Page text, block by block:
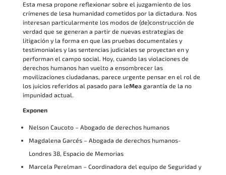
Esta mesa propone reflexionar sobre el juzgamiento de los
crímenes de lesa humanidad cometidos por la dictadura. Nos
interesan particularmente los modos de (de)construcción de
verdad que se generan a partir de nuevas estrategias de
litigación y la forma en que las pruebas documentales y
testimoniales y las sentencias judiciales se proyectan en y
performan el campo social. Hoy, cuando las violaciones de
derechos humanos han vuelto a ensombrecer las
movilizaciones ciudadanas, parece urgente pensar en el rol de
los juicios referidos al pasado para leMea garantía de la no
impunidad actual.
Exponen
Nelson Caucoto – Abogado de derechos humanos
Magdalena Garcés – Abogada de derechos humanos-
Londres 38, Espacio de Memorias
Marcela Perelman – Coordinadora del equipo de Seguridad y